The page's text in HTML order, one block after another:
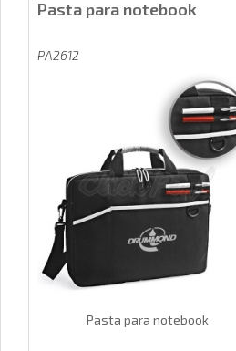
Pasta para notebook
PA2612
Pasta para notebook